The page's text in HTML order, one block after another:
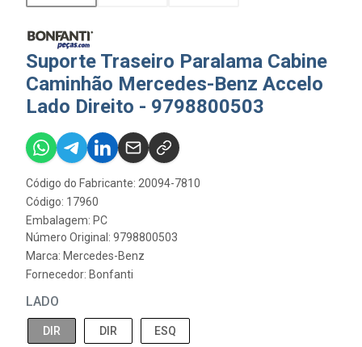
Suporte Traseiro Paralama Cabine
Caminhão Mercedes-Benz Accelo
Lado Direito - 9798800503
Código do Fabricante: 20094-7810
Código: 17960
Embalagem: PC
Número Original: 9798800503
Marca: Mercedes-Benz
Fornecedor: Bonfanti
LADO
DIR DIR ESQ